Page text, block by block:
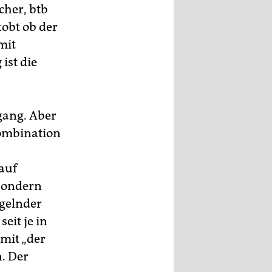
btb
ob der
ist die
Aber
je in
„der
Der